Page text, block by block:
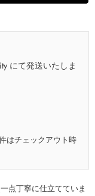
にて発送いたしま
はチェックアウト時
点丁寧に仕立てていま